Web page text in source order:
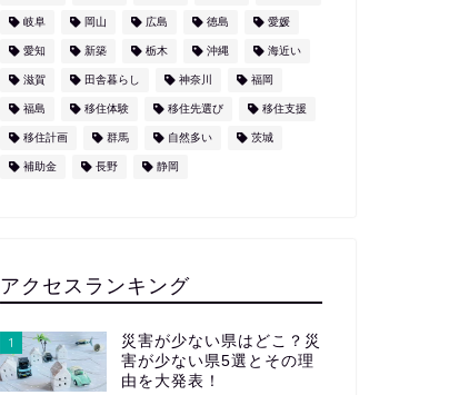
岐阜 岡山 広島 徳島 愛媛
愛知 新築 栃木 沖縄 海近い
滋賀 田舎暮らし 神奈川 福岡
福島 移住体験 移住先選び 移住支援
移住計画 群馬 自然多い 茨城
補助金 長野 静岡
アクセスランキング
1
災害が少ない県はどこ？災
害が少ない県5選とその理
由を大発表！